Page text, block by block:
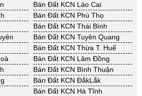
Bán Đất KCN Lào Cai
Bán Đất KCN Phú Thọ
Bán Đất KCN Thái Bình
Bán Đất KCN Tuyên Quang
Bán Đất KCN Thừa T. Huế
Bán Đất KCN Lâm Đồng
Bán Đất KCN Bình Thuận
Bán Đất KCN ĐắkLắk
Bán Đất KCN Hà Tĩnh